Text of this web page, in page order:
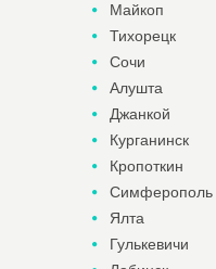
Майкоп
Тихорецк
Сочи
Алушта
Джанкой
Курганинск
Кропоткин
Симферополь
Ялта
Гулькевичи